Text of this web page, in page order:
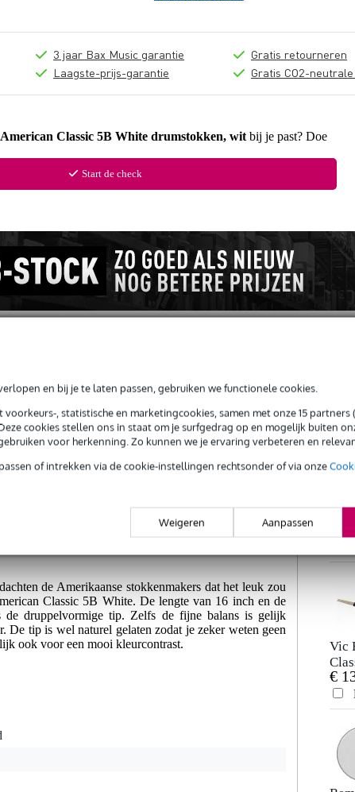
en bij je te laten passen, gebruiken we functionele cookies.
, statistische en marketingcookies, samen met onze 15 partners
cookies stellen ons in staat om je surfgedrag op en mogelijk buiten
voor herkenning. Zo kunnen we je ervaring verbeteren en
of intrekken via de cookie-instellingen rechtsonder of via onze
Weigeren Aanpassen
3 jaar Bax Music garantie
Laagste-prijs-garantie
Gratis retourneren
Gratis CO2-
Classic 5B White drumstokken, wit bij je past? Doe
Start de check
de Amerikaanse stokkenmakers dat het leuk zou
Classic 5B White. De lengte van 16 inch en de
druppelvormige tip. Zelfs de fijne balans is gelijk
tip is wel naturel gelaten zodat je zeker weten geen
ook voor een mooi kleurcontrast.
Je €
Vic
tip
€